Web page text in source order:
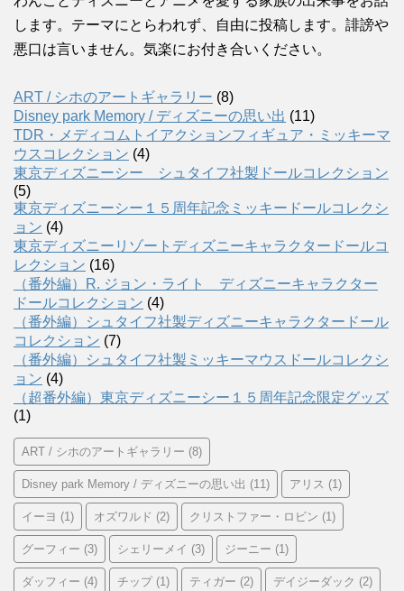
します。テーマにとらわれず、自由に投稿します。誹謗や
悪口は言いません。気楽にお付き合いください。
ART / シホのアートギャラリー (8)
Disney park Memory / ディズニーの思い出 (11)
TDR・メディコムトイアクションフィギュア・ミッキーマ
ウスコレクション (4)
東京ディズニーシー シュタイフ社製ドールコレクション
(5)
東京ディズニーシー１５周年記念ミッキードールコレクシ
ョン (4)
東京ディズニーリゾートディズニーキャラクタードールコ
レクション (16)
（番外編）R. ジョン・ライト ディズニーキャラクター
ドールコレクション (4)
（番外編）シュタイフ社製ディズニーキャラクタードール
コレクション (7)
（番外編）シュタイフ社製ミッキーマウスドールコレクシ
ョン (4)
（超番外編）東京ディズニーシー１５周年記念限定グッズ
(1)
ART / シホのアートギャラリー (8)
Disney park Memory / ディズニーの思い出 (11) アリス (1)
イーヨ (1) オズワルド (2) クリストファー・ロビン (1)
グーフィー (3) シェリーメイ (3) ジーニー (1)
ダッフィー (4) チップ(1) ティガー (2) デイジーダック (2)